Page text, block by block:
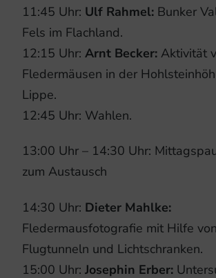
11:45 Uhr: Ulf Rahmel:Bunker
Fels im Flachland.
12:15 Uhr: Arnt Becker:Aktivität
Fledermäusen in der
Lippe.
12:45 Uhr: Wahlen.
13:00 Uhr – 14:30 Uhr:
zum Austausch
14:30 Uhr: Dieter Mahlke:
Fledermausfotografie mit Hilfe von
Flugtunneln und Lichtschranken.
15:00 Uhr: Josephin Erber: